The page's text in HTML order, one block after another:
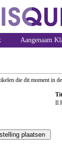
Aangenaam
die dit moment in
Il